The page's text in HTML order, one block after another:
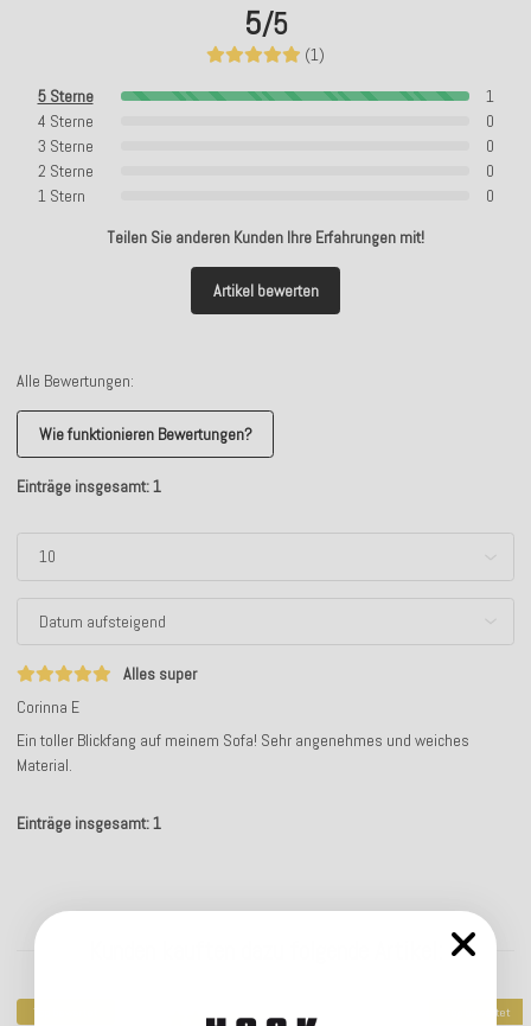
5/5
(1)
5 Sterne
1
4 Sterne
0
3 Sterne
0
2 Sterne
0
1 Stern
0
Teilen Sie anderen Kunden Ihre Erfahrungen mit!
Artikel bewerten
Alle Bewertungen:
Wie funktionieren Bewertungen?
Einträge insgesamt: 1
Alles super
Corinna E
Ein toller Blickfang auf meinem Sofa! Sehr angenehmes und weiches
Material.
Einträge insgesamt: 1
Top bewertet Top bewertet